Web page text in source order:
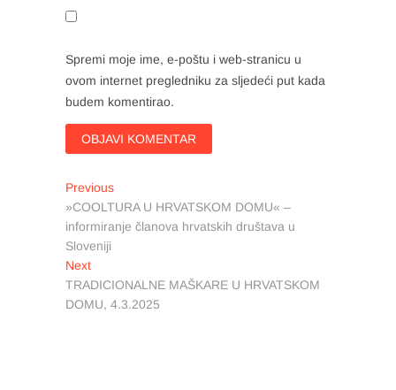
Spremi moje ime, e-poštu i web-stranicu u
ovom internet pregledniku za sljedeći put kada
budem komentirao.
Navigacija
objava
PreviousPrevious
post:
»COOLTURA U HRVATSKOM DOMU« –
informiranje članova hrvatskih društava u
Sloveniji
NextNext
post:
TRADICIONALNE MAŠKARE U HRVATSKOM
DOMU, 4.3.2025